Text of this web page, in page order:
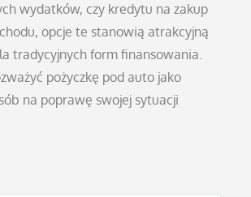
wydatków, czy kredytu na zakup
opcje te stanowią atrakcyjną
tradycyjnych form finansowania.
pożyczkę pod auto jako
na poprawę swojej sytuacji